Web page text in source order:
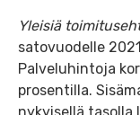
Yleisiä
satovuodelle
Palveluhintoja
prosentilla.